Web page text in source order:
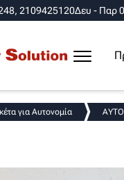
2109425120Δευ - Παρ
για Αυτονομία